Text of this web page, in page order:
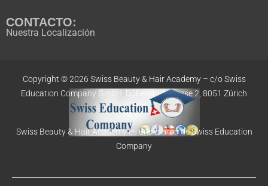
CONTACTO:
Nuestra Localización
Copyright © 2026 Swiss Beauty & Hair Academy – c/o Swiss
Education Company GmbH, Dübendorfstrasse 2, 8051 Zúrich
Swiss Beauty & Hair Academy es una marca de Swiss Education
Company